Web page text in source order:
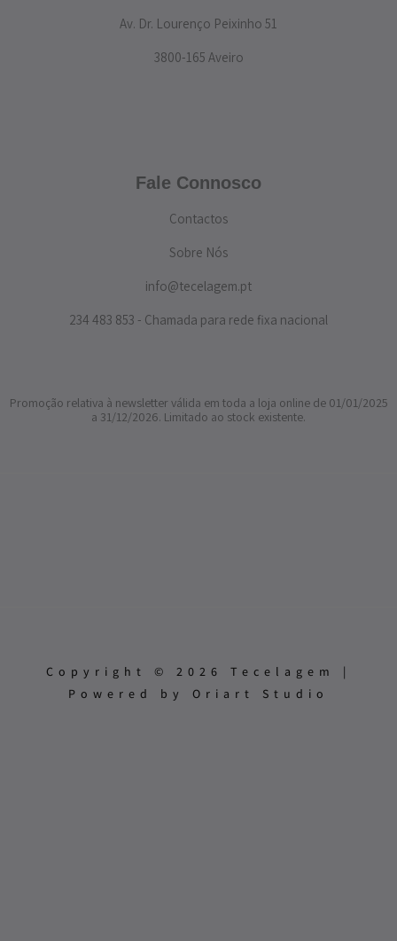
Av. Dr. Lourenço Peixinho 51
3800-165 Aveiro
Fale Connosco
Contactos
Sobre Nós
info@tecelagem.pt
234 483 853 - Chamada para rede fixa nacional
Promoção relativa à newsletter válida em toda a loja online de 01/01/2025
a 31/12/2026. Limitado ao stock existente.
Copyright © 2026 Tecelagem |
Powered by Oriart Studio